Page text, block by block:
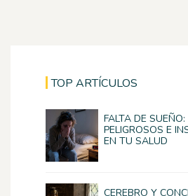
TOP ARTÍCULOS
FALTA DE
PELIGROSOS E
EN TU SALUD
CEREBRO Y